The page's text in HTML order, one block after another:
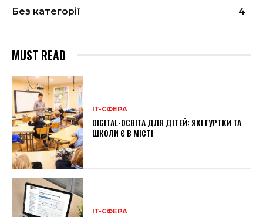
Без категорії
4
MUST READ
ІТ-СФЕРА
DIGITAL-ОСВІТА ДЛЯ ДІТЕЙ: ЯКІ ГУРТКИ ТА
ШКОЛИ Є В МІСТІ
ІТ-СФЕРА